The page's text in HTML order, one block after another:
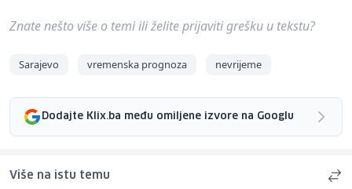
Znate nešto više o temi ili želite prijaviti grešku u tekstu?
Sarajevo vremenska prognoza nevrijeme
Dodajte Klix.ba među omiljene izvore na Googlu
Više na istu temu